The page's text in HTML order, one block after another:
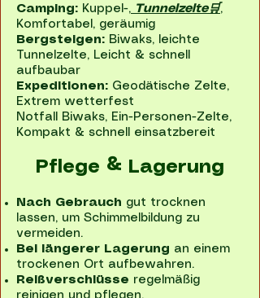
Camping: Kuppel-, Tunnelzelte🛒,
Komfortabel, geräumig
Bergsteigen: Biwaks, leichte
Tunnelzelte, Leicht & schnell
aufbaubar
Expeditionen: Geodätische Zelte,
Extrem wetterfest
Notfall Biwaks, Ein-Personen-Zelte,
Kompakt & schnell einsatzbereit
Pflege & Lagerung
Nach Gebrauch gut trocknen
lassen, um Schimmelbildung zu
vermeiden.
Bei längerer Lagerung an einem
trockenen Ort aufbewahren.
Reißverschlüsse regelmäßig
reinigen und pflegen.